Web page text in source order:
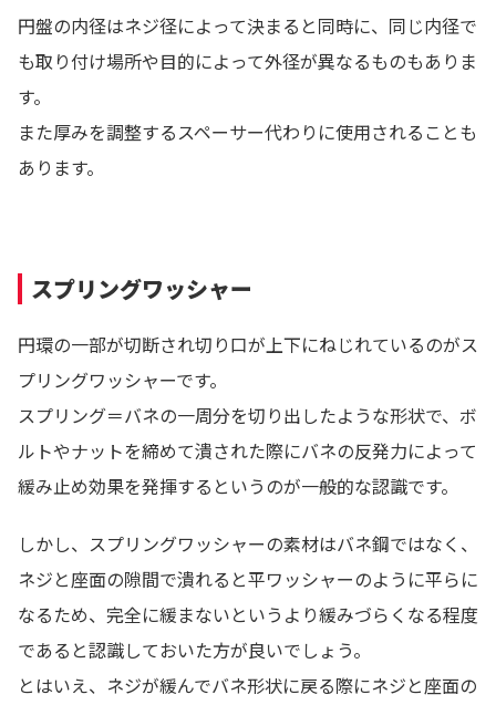
円盤の内径はネジ径によって決まると同時に、同じ内径で
も取り付け場所や目的によって外径が異なるものもありま
す。
また厚みを調整するスペーサー代わりに使用されることも
あります。
スプリングワッシャー
円環の一部が切断され切り口が上下にねじれているのがス
プリングワッシャーです。
スプリング＝バネの一周分を切り出したような形状で、ボ
ルトやナットを締めて潰された際にバネの反発力によって
緩み止め効果を発揮するというのが一般的な認識です。
しかし、スプリングワッシャーの素材はバネ鋼ではなく、
ネジと座面の隙間で潰れると平ワッシャーのように平らに
なるため、完全に緩まないというより緩みづらくなる程度
であると認識しておいた方が良いでしょう。
とはいえ、ネジが緩んでバネ形状に戻る際にネジと座面の